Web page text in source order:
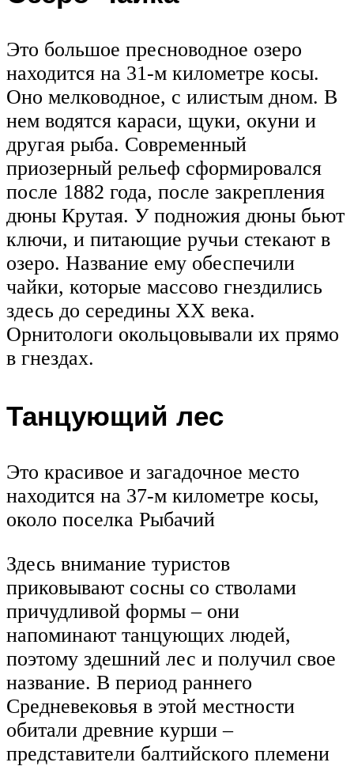
Это большое пресноводное озеро
находится на 31-м километре косы.
Оно мелководное, с илистым дном. В
нем водятся караси, щуки, окуни и
другая рыба. Современный
приозерный рельеф сформировался
после 1882 года, после закрепления
дюны Крутая. У подножия дюны бьют
ключи, и питающие ручьи стекают в
озеро. Название ему обеспечили
чайки, которые массово гнездились
здесь до середины XX века.
Орнитологи окольцовывали их прямо
в гнездах.
Танцующий лес
Это красивое и загадочное место
находится на 37-м километре косы,
около поселка Рыбачий
Здесь внимание туристов
приковывают сосны со стволами
причудливой формы – они
напоминают танцующих людей,
поэтому здешний лес и получил свое
название. В период раннего
Средневековья в этой местности
обитали древние курши –
представители балтийского племени